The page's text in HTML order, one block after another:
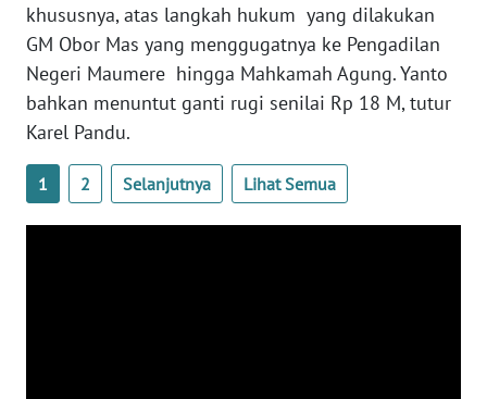
khususnya, atas langkah hukum yang dilakukan
GM Obor Mas yang menggugatnya ke Pengadilan
Negeri Maumere hingga Mahkamah Agung. Yanto
bahkan menuntut ganti rugi senilai Rp 18 M, tutur
Karel Pandu.
1 2 Selanjutnya Lihat Semua
SUMSEL
WN
BENGKULU
WN
LAMPUNG